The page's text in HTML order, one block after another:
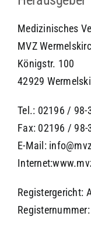
Medizinisches
MVZ
Königstr. 100
42929
Tel.: 02196 / 98-
Fax: 02196 / 98-
E-Mail:
Registergericht: